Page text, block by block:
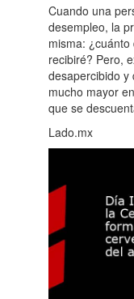
Cuando una
desempleo, la
misma:
recibiré? Pero,
desapercibido y
mucho mayor
que se
Lado.mx